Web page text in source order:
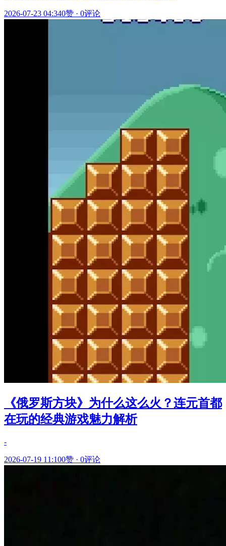
2026-07-23 04:340赞 · 0评论
《俄罗斯方块》为什么这么火？连元首都
在玩的经典游戏魅力解析
-
2026-07-19 11:100赞 · 0评论